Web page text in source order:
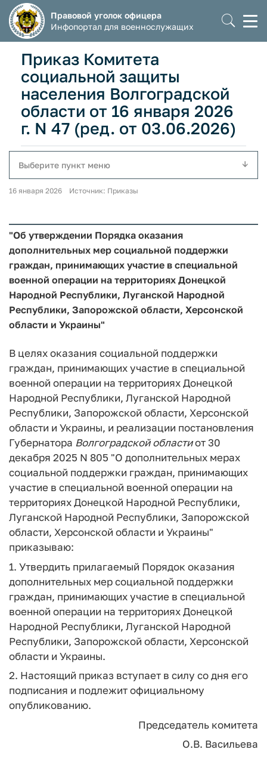
Правовой уголок офицера
Инфопортал для военнослужащих
Приказ Комитета
социальной защиты
населения Волгоградской
области от 16 января 2026
г. N 47 (ред. от 03.06.2026)
Выберите пункт меню
16 января 2026 Источник: Приказы
"Об утверждении Порядка оказания
дополнительных мер социальной поддержки
граждан, принимающих участие в специальной
военной операции на территориях Донецкой
Народной Республики, Луганской Народной
Республики, Запорожской области, Херсонской
области и Украины"
В целях оказания социальной поддержки
граждан, принимающих участие в специальной
военной операции на территориях Донецкой
Народной Республики, Луганской Народной
Республики, Запорожской области, Херсонской
области и Украины, и реализации постановления
Губернатора Волгоградской областиот 30
декабря 2025 N 805 "О дополнительных мерах
социальной поддержки граждан, принимающих
участие в специальной военной операции на
территориях Донецкой Народной Республики,
Луганской Народной Республики, Запорожской
области, Херсонской области и Украины"
приказываю:
1. Утвердить прилагаемый Порядок оказания
дополнительных мер социальной поддержки
граждан, принимающих участие в специальной
военной операции на территориях Донецкой
Народной Республики, Луганской Народной
Республики, Запорожской области, Херсонской
области и Украины.
2. Настоящий приказ вступает в силу со дня его
подписания и подлежит официальному
опубликованию.
Председатель комитета
О.В. Васильева